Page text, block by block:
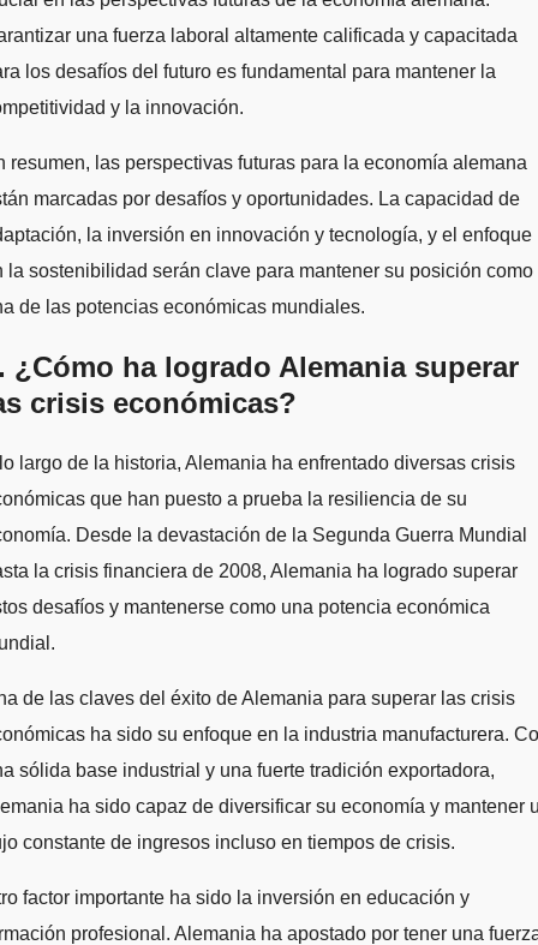
una fuerza laboral altamente calificada y capacitada
los desafíos del futuro es fundamental para mantener la
y la innovación.
resumen, las perspectivas futuras para la economía alemana
marcadas por desafíos y oportunidades. La capacidad de
la inversión en innovación y tecnología, y el enfoque
la sostenibilidad serán clave para mantener su posición como
de las potencias económicas mundiales.
¿Cómo ha logrado Alemania superar
crisis económicas?
largo de la historia, Alemania ha enfrentado diversas crisis
que han puesto a prueba la resiliencia de su
Desde la devastación de la Segunda Guerra Mundial
la crisis financiera de 2008, Alemania ha logrado superar
desafíos y mantenerse como una potencia económica
de las claves del éxito de Alemania para superar las crisis
ha sido su enfoque en la industria manufacturera.
sólida base industrial y una fuerte tradición exportadora,
ha sido capaz de diversificar su economía y mantener
constante de ingresos incluso en tiempos de crisis.
factor importante ha sido la inversión en educación y
profesional. Alemania ha apostado por tener una